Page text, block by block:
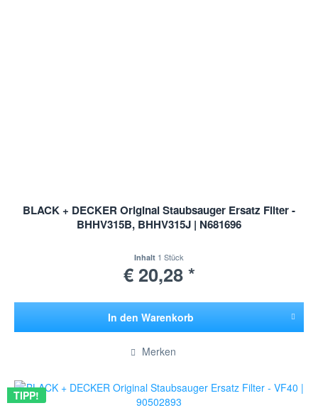
BLACK + DECKER Original Staubsauger Ersatz Filter -
BHHV315B, BHHV315J | N681696
Inhalt 1 Stück
€ 20,28 *
In den Warenkorb
Hinzugefügt
Merken
TIPP!